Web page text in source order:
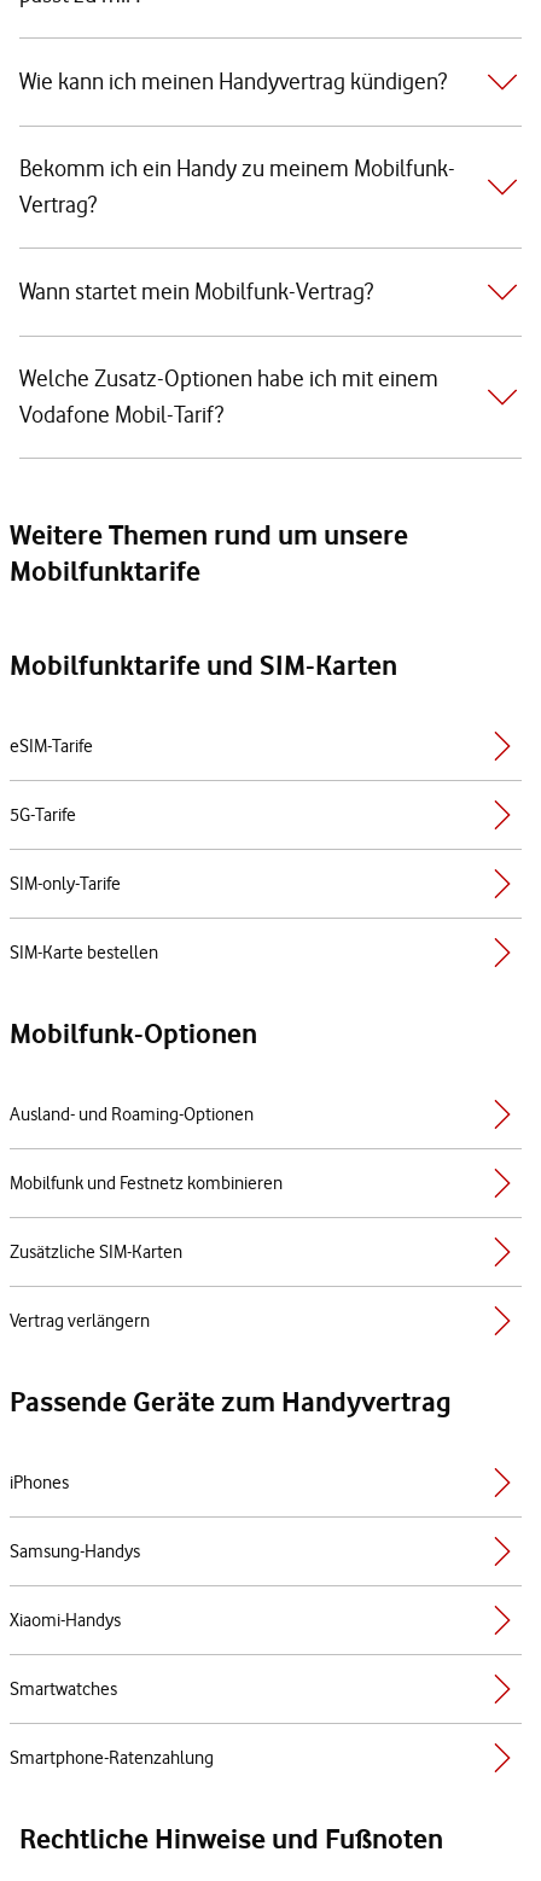
Wie kann ich meinen Handyvertrag kündigen?
Bekomm ich ein Handy zu meinem Mobilfunk-
Vertrag?
Wann startet mein Mobilfunk-Vertrag?
Welche Zusatz-Optionen habe ich mit einem
Vodafone Mobil-Tarif?
Weitere Themen rund um unsere
Mobilfunktarife
Mobilfunktarife und SIM-Karten
eSIM-Tarife
5G-Tarife
SIM-only-Tarife
SIM-Karte bestellen
Mobilfunk-Optionen
Ausland- und Roaming-Optionen
Mobilfunk und Festnetz kombinieren
Zusätzliche SIM-Karten
Vertrag verlängern
Passende Geräte zum Handyvertrag
iPhones
Samsung-Handys
Xiaomi-Handys
Smartwatches
Smartphone-Ratenzahlung
Rechtliche Hinweise und Fußnoten